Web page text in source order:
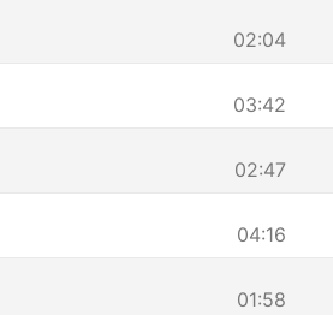
02:04
03:42
02:47
04:16
01:58